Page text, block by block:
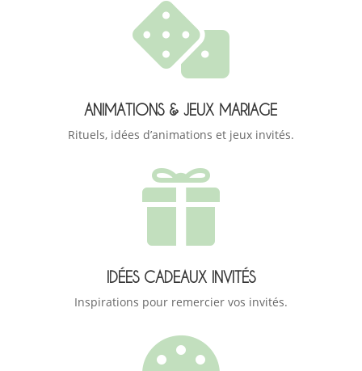

ANIMATIONS & JEUX MARIAGE
Rituels, idées d’animations et jeux invités.

IDÉES CADEAUX INVITÉS
Inspirations pour remercier vos invités.